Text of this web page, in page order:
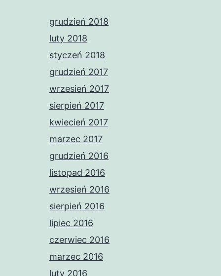
grudzień 2018
luty 2018
styczeń 2018
grudzień 2017
wrzesień 2017
sierpień 2017
kwiecień 2017
marzec 2017
grudzień 2016
listopad 2016
wrzesień 2016
sierpień 2016
lipiec 2016
czerwiec 2016
marzec 2016
luty 2016